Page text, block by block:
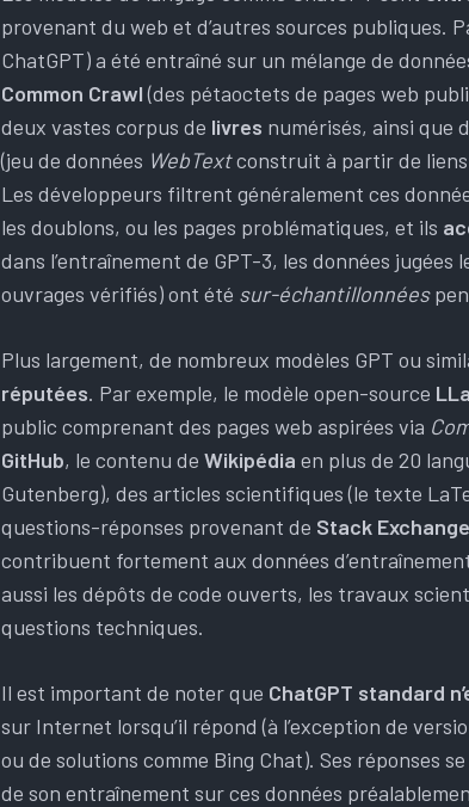
provenant du web et d’autres sources publiques.
ChatGPT) a été entraîné sur un mélange de
Common Crawl(des pétaoctets de pages web
deux vastes corpus de livres numérisés, ainsi que
(jeu de données WebTextconstruit à partir de
Les développeurs filtrent généralement ces
les doublons, ou les pages problématiques, et ils
dans l’entraînement de GPT-3, les données
ouvrages vérifiés) ont été sur-échantillonnées
Plus largement, de nombreux modèles GPT ou
réputées. Par exemple, le modèle open-source
public comprenant des pages web aspirées via
GitHub, le contenu de Wikipédia en plus de 20
Gutenberg), des articles scientifiques (le texte
questions-réponses provenant de Stack Exchange
contribuent fortement aux données
aussi les dépôts de code ouverts, les travaux
questions techniques.
Il est important de noter que ChatGPT standard
sur Internet lorsqu’il répond (à l’exception de
ou de solutions comme Bing Chat). Ses réponses
de son entraînement sur ces données